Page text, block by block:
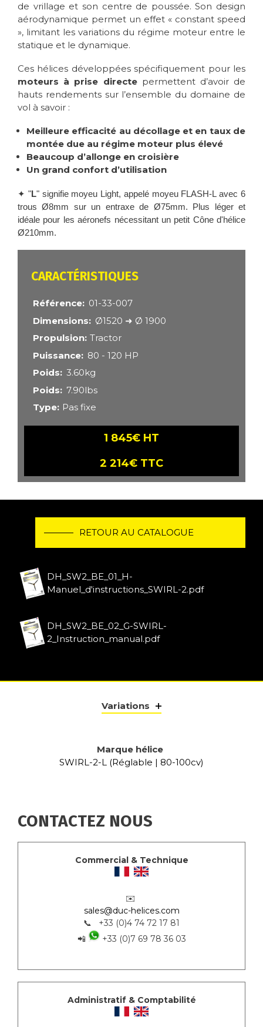
de vrillage et son centre de poussée. Son design
aérodynamique permet un effet « constant speed
», limitant les variations du régime moteur entre le
statique et le dynamique.
Ces hélices développées spécifiquement pour les
moteurs à prise directepermettent d’avoir de
hauts rendements sur l’ensemble du domaine de
vol à savoir :
Meilleure efficacité au décollage et en taux de
montée due au régime moteur plus élevé
Beaucoup d’allonge en croisière
Un grand confort d’utilisation
✦ "L" signifie moyeu Light, appelé moyeu FLASH-L avec 6
trous Ø8mm sur un entraxe de Ø75mm. Plus léger et
idéale pour les aéronefs nécessitant un petit Cône d'hélice
Ø210mm.
CARACTÉRISTIQUES
Référence
01-33-007
Dimensions
Ø1520 ➜ Ø 1900
Propulsion Tractor
Puissance
80 - 120 HP
Poids
3.60kg
Poids
7.90lbs
Type Pas fixe
1 845€ HT
2 214€ TTC
RETOUR AU CATALOGUE
DH_SW2_BE_01_H-
Manuel_d'instructions_SWIRL-2.pdf
DH_SW2_BE_02_G-SWIRL-
2_Instruction_manual.pdf
Variations
Marque hélice
SWIRL-2-L (Réglable | 80-100cv)
CONTACTEZ NOUS
Commercial & Technique
✉️
sales@duc-helices.com
📞 +33 (0)4 74 72 17 81
📲
+33 (0)7 69 78 36 03
Administratif & Comptabilité